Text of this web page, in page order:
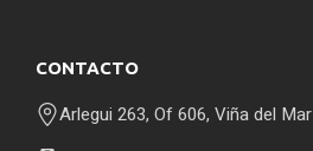
CONTACTO
Arlegui 263, Of 606, Viña del Mar